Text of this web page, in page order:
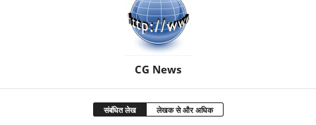
CG News
संबंधित लेख लेखक से और अधिक